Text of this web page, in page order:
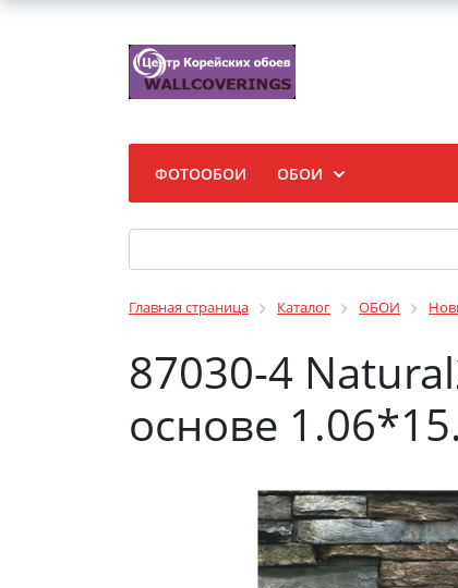
ФОТООБОИ ОБОИ
Главная страница Каталог ОБОИ
87030-4
основе